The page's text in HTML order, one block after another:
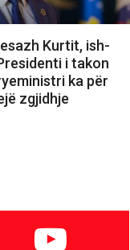
Kurtit, ish-
i takon
ka për
zgjidhje